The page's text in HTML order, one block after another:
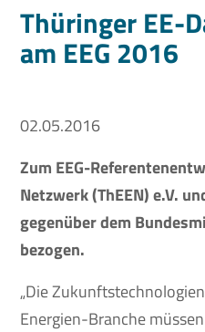
Thüringer EE-
am EEG 2016
02.05.2016
Zum EEG-
Netzwerk (ThEEN) e.V.
gegenüber dem
bezogen.
„Die
Energien-Branche